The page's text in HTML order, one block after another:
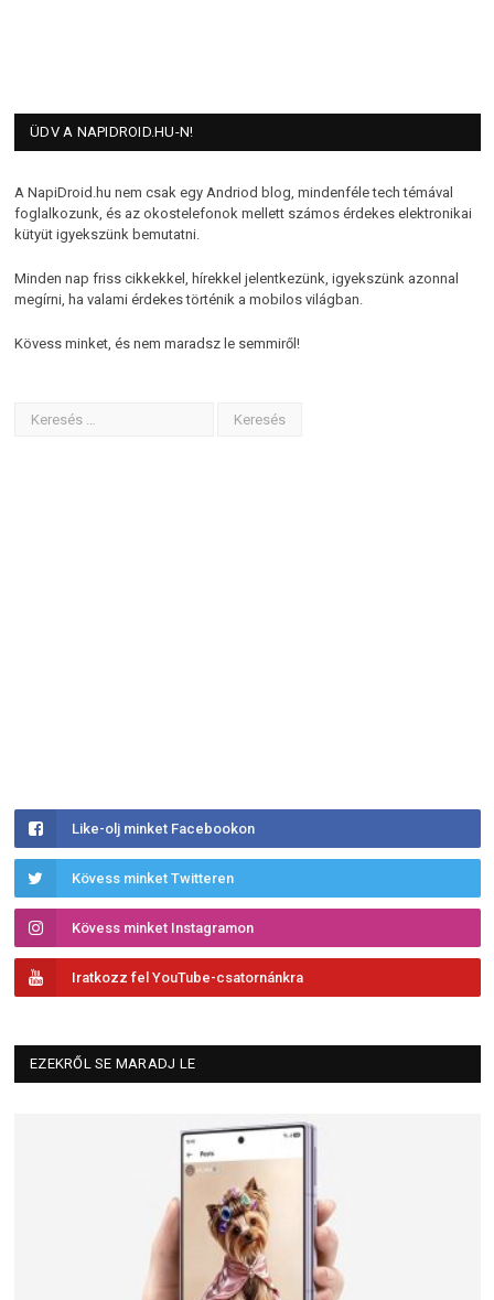
ÜDV A NAPIDROID.HU-N!
A NapiDroid.hu nem csak egy Andriod blog, mindenféle tech témával
foglalkozunk, és az okostelefonok mellett számos érdekes elektronikai
kütyüt igyekszünk bemutatni.
Minden nap friss cikkekkel, hírekkel jelentkezünk, igyekszünk azonnal
megírni, ha valami érdekes történik a mobilos világban.
Kövess minket, és nem maradsz le semmiről!
Like-olj minket Facebookon
Kövess minket Twitteren
Kövess minket Instagramon
Iratkozz fel YouTube-csatornánkra
EZEKRŐL SE MARADJ LE